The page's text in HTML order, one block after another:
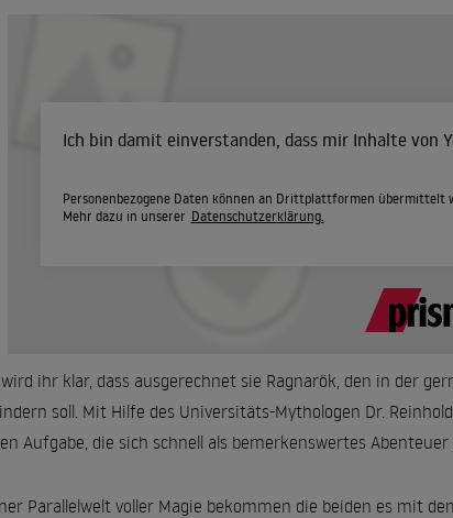
Ich bin damit einverstanden, dass mir Inhalte von
Personenbezogene Daten können an Drittplattformen übermittelt
Mehr dazu in unserer Datenschutzerklärung.
ihr klar, dass ausgerechnet sie Ragnarök, den in der
soll. Mit Hilfe des Universitäts-Mythologen Dr.
Aufgabe, die sich schnell als bemerkenswertes
Parallelwelt voller Magie bekommen die beiden es mit